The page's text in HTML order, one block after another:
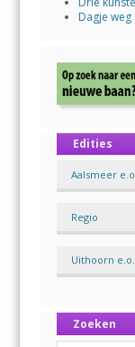
Dagje
Edities
Aalsmeer e.o.
Regio
Uithoorn e.o.
Zoeken